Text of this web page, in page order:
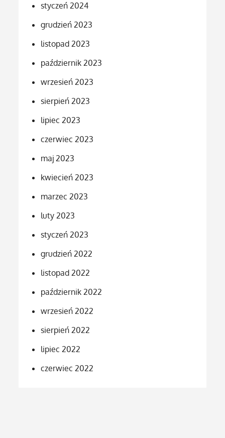
styczeń 2024
grudzień 2023
listopad 2023
październik 2023
wrzesień 2023
sierpień 2023
lipiec 2023
czerwiec 2023
maj 2023
kwiecień 2023
marzec 2023
luty 2023
styczeń 2023
grudzień 2022
listopad 2022
październik 2022
wrzesień 2022
sierpień 2022
lipiec 2022
czerwiec 2022